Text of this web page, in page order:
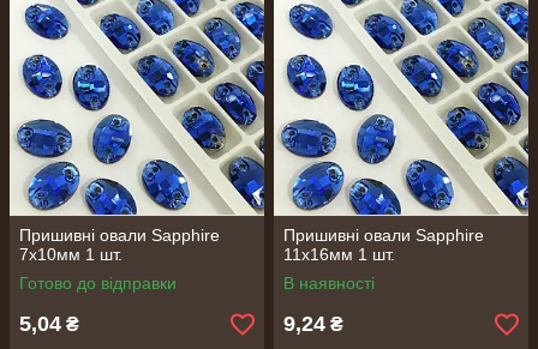
Пришивні овали Sapphire
7х10мм 1 шт.
Готово до відправки
5,04 ₴
Пришивні овали Sapphire
11х16мм 1 шт.
В наявності
9,24 ₴